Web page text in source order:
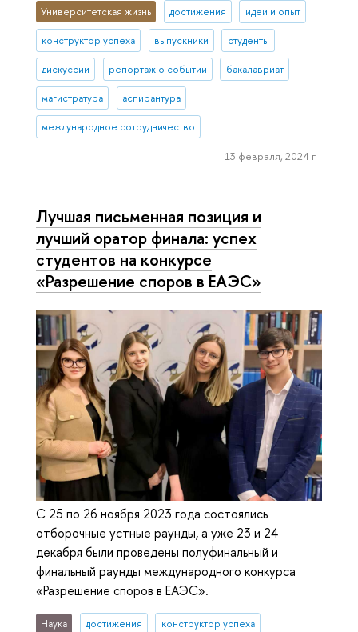
Университетская жизнь достижения идеи и опыт
конструктор успеха выпускники студенты
дискуссии репортаж о событии бакалавриат
магистратура аспирантура
международное сотрудничество
13 февраля, 2024 г.
Лучшая письменная позиция и
лучший оратор финала: успех
студентов на конкурсе
«Разрешение споров в ЕАЭС»
С 25 по 26 ноября 2023 года состоялись
отборочные устные раунды, а уже 23 и 24
декабря были проведены полуфинальный и
финальный раунды международного конкурса
«Разрешение споров в ЕАЭС».
Наука достижения конструктор успеха